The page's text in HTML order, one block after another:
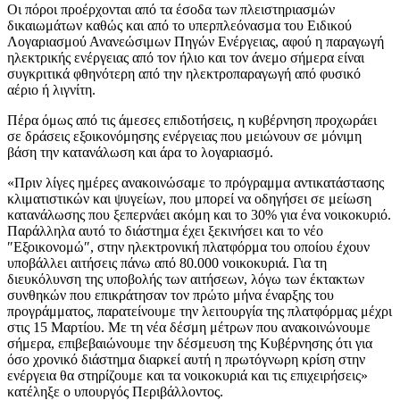
Οι πόροι προέρχονται από τα έσοδα των πλειστηριασμών
δικαιωμάτων καθώς και από το υπερπλεόνασμα του Ειδικού
Λογαριασμού Ανανεώσιμων Πηγών Ενέργειας, αφού η παραγωγή
ηλεκτρικής ενέργειας από τον ήλιο και τον άνεμο σήμερα είναι
συγκριτικά φθηνότερη από την ηλεκτροπαραγωγή από φυσικό
αέριο ή λιγνίτη.
Πέρα όμως από τις άμεσες επιδοτήσεις, η κυβέρνηση προχωράει
σε δράσεις εξοικονόμησης ενέργειας που μειώνουν σε μόνιμη
βάση την κατανάλωση και άρα το λογαριασμό.
«Πριν λίγες ημέρες ανακοινώσαμε το πρόγραμμα αντικατάστασης
κλιματιστικών και ψυγείων, που μπορεί να οδηγήσει σε μείωση
κατανάλωσης που ξεπερνάει ακόμη και το 30% για ένα νοικοκυριό.
Παράλληλα αυτό το διάστημα έχει ξεκινήσει και το νέο
″Εξοικονομώ″, στην ηλεκτρονική πλατφόρμα του οποίου έχουν
υποβάλλει αιτήσεις πάνω από 80.000 νοικοκυριά. Για τη
διευκόλυνση της υποβολής των αιτήσεων, λόγω των έκτακτων
συνθηκών που επικράτησαν τον πρώτο μήνα έναρξης του
προγράμματος, παρατείνουμε την λειτουργία της πλατφόρμας μέχρι
στις 15 Μαρτίου. Με τη νέα δέσμη μέτρων που ανακοινώνουμε
σήμερα, επιβεβαιώνουμε την δέσμευση της Κυβέρνησης ότι για
όσο χρονικό διάστημα διαρκεί αυτή η πρωτόγνωρη κρίση στην
ενέργεια θα στηρίζουμε και τα νοικοκυριά και τις επιχειρήσεις»
κατέληξε ο υπουργός Περιβάλλοντος.